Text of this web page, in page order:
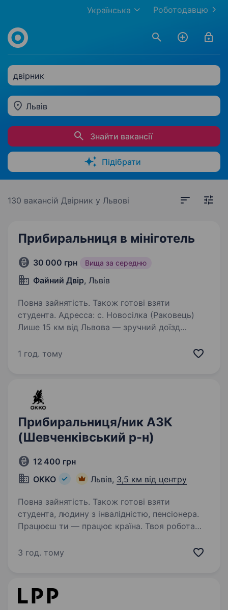
Роботодавцю
Українська
двірник
Львів
Знайти вакансії
Підібрати
130 вакансій Двірник у Львові
Прибиральниця в мініготель
30 000 грн Вища за середню
Файний Двір, Львів
Повна зайнятість. Також готові взяти
студента. Адресса: с. Новосілка (Раковець)
Лише 15 км від Львова — зручний доїзд
Що потрібно робити: Підтримувати чистоту
1 год. тому
Прибиральниця/ник АЗК
(Шевченківський р-н)
12 400 грн
OKKO
Львів, 3,5 км від центру
Повна зайнятість. Також готові взяти
студента, людину з інвалідністю, пенсіонера.
Працюєш ти — працює країна. Твоя робота
формуймо надійний тил нашої країни разом!
з першого…
3 год. тому